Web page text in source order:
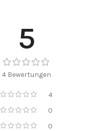
5
4 Bewertungen
4
0
0